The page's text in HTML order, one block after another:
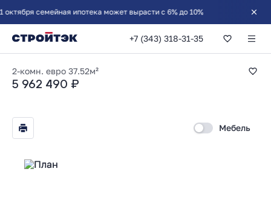
семейная ипотека может вырасти с 6% до 10%
+7 (343) 318-31-35
1-комнатная
2-комн. евро 37.52м²
5 962 490 ₽
Мебель